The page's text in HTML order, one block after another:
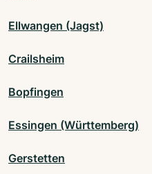
Ellwangen (Jagst)
Crailsheim
Bopfingen
Essingen (Württemberg)
Gerstetten